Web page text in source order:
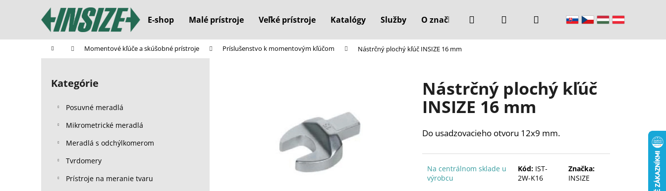
E-shop Malé prístroje Veľké prístroje Katalógy Služby O značke Kontakty
Hľadať PrihlásenieNákupný
Domov Momentové kľúče a skúšobné prístroje Príslušenstvo k momentovým kľúčom Nástrčný plochý kľúč INSIZE 16 mm
B
Preskočiť
kategórie
Kategórie
Posuvné meradlá
Mikrometrické meradlá
Meradlá s odchýlkomerom
Tvrdomery
Prístroje na meranie tvaru
Nástrčný plochý kľúč
INSIZE 16 mm
Do usadzovacieho otvoru 12x9 mm.
Na centrálnom sklade u
výrobcu
Kód: IST-
2W-K16
Značka:
INSIZE
í
Späť
do
Späť
do
Čo potrebujete nájsť?
Odporúčame